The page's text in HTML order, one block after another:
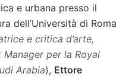
e urbana presso il
dell’Università di Roma
e critica d’arte,
per la Royal
Arabia), Ettore